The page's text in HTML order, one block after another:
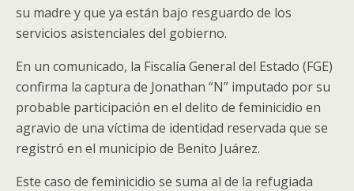
su madre y que ya están bajo resguardo de los
servicios asistenciales del gobierno.
En un comunicado, la Fiscalía General del Estado (FGE)
confirma la captura de Jonathan “N” imputado por su
probable participación en el delito de feminicidio en
agravio de una víctima de identidad reservada que se
registró en el municipio de Benito Juárez.
Este caso de feminicidio se suma al de la refugiada